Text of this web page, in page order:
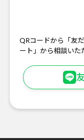
QRコードから「友
ート」から相談いた